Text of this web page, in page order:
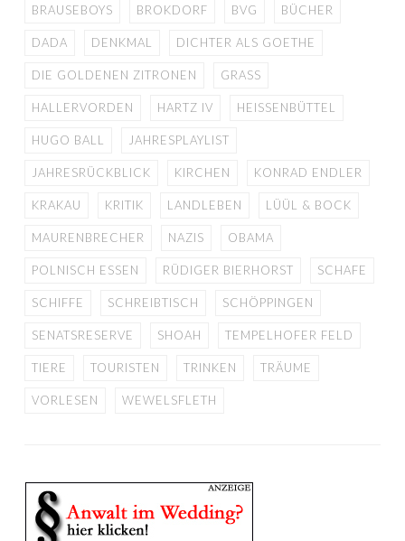
BRAUSEBOYS BROKDORF BVG BÜCHER
DADA DENKMAL DICHTER ALS GOETHE
DIE GOLDENEN ZITRONEN GRASS
HALLERVORDEN HARTZ IV HEISSENBÜTTEL
HUGO BALL JAHRESPLAYLIST
JAHRESRÜCKBLICK KIRCHEN KONRAD ENDLER
KRAKAU KRITIK LANDLEBEN LÜÜL & BOCK
MAURENBRECHER NAZIS OBAMA
POLNISCH ESSEN RÜDIGER BIERHORST SCHAFE
SCHIFFE SCHREIBTISCH SCHÖPPINGEN
SENATSRESERVE SHOAH TEMPELHOFER FELD
TIERE TOURISTEN TRINKEN TRÄUME
VORLESEN WEWELSFLETH